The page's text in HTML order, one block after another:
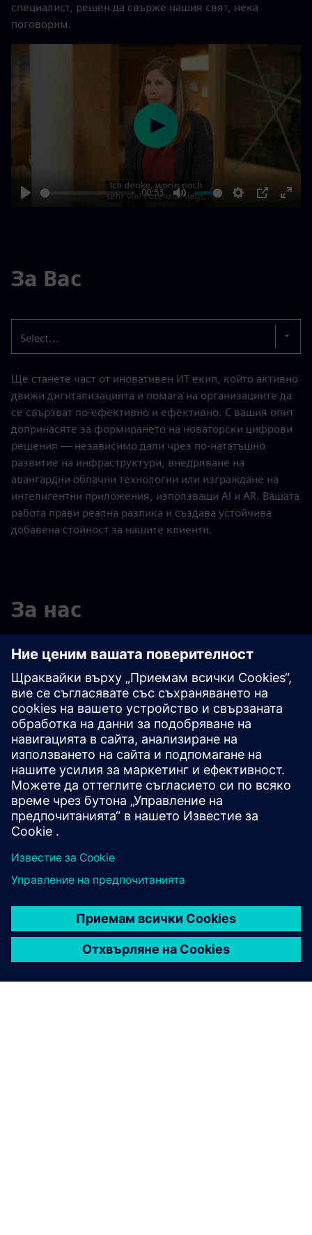
специалист, решен да свърже нашия свят, нека
поговорим.
00:53
Play
За Вас
Select...
Ще станете част от иновативен ИТ екип, който активно
движи дигитализацията и помага на организациите да
се свързват по-ефективно и ефективно. С вашия опит
допринасяте за формирането на новаторски цифрови
решения — независимо дали чрез по-нататъшно
развитие на инфраструктури, внедряване на
авангардни облачни технологии или изграждане на
интелигентни приложения, използващи AI и AR. Вашата
работа прави реална разлика и създава устойчива
добавена стойност за нашите клиенти.
За нас
Благосъстоянието на нашите служители е на
първо място.Ето защо се стремим да ви предложим
атрактивна работна среда с широк спектър от
привлекателни предимства. Те включват възможности
за вътрешно training, подкрепа за външно
допълнително образование, атрактивни възможности
за ваканция и почивка, както и възможности за
коучинг и кариерно развитие.